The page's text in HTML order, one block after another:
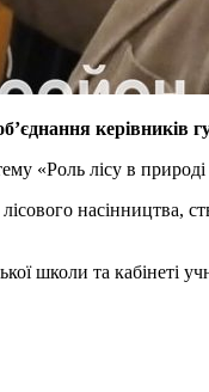
керівників
«Роль лісу в
школи та кабінеті